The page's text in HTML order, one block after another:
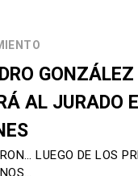
AL JURADO
LUEGO DE LOS